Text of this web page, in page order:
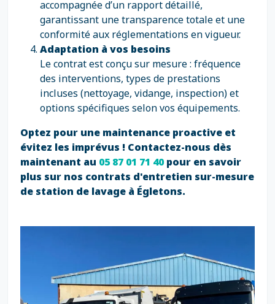
accompagnée d’un rapport détaillé,
garantissant une transparence totale et une
conformité aux réglementations en vigueur.
Adaptation à vos besoins
Le contrat est conçu sur mesure : fréquence
des interventions, types de prestations
incluses (nettoyage, vidange, inspection) et
options spécifiques selon vos équipements.
Optez pour une maintenance proactive et
évitez les imprévus ! Contactez-nous dès
maintenant au 05 87 01 71 40pour en savoir
plus sur nos contrats d'entretien sur-mesure
de station de lavage à Égletons.